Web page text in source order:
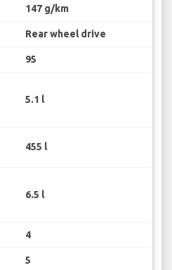
147 g/km
Rear wheel drive
95
5.1 l
455 l
6.5 l
4
5